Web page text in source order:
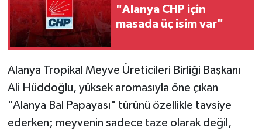
"Alanya CHP için
masada üç isim var"
Alanya Tropikal Meyve Üreticileri Birliği Başkanı
Ali Hüddoğlu, yüksek aromasıyla öne çıkan
"Alanya Bal Papayası" türünü özellikle tavsiye
ederken; meyvenin sadece taze olarak değil,